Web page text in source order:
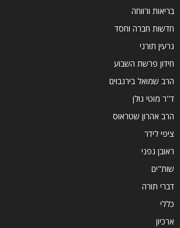
בריאות ורווחה
חדשות חברה וחסד
גרעין תורני
חידון פרשת השבוע
הרב שמואל בירנבוים
ד''ר מוטי גולן
הרב אהרון שטראוס
ציפי לידר
ראובן גפני
שות"ים
דברי תורה
כללי
ארכיון